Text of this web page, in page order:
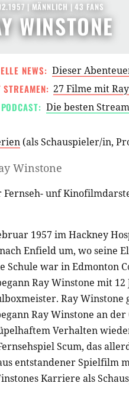
WINSTONE
| MÄNNLICH | 43 FANS
NEWS:
STREAMEN: 27 Filme mit
Die besten
(alsSchauspieler/in,
Winstone
unf
1957 im Hackney
Enfield um, wo seine
Schule war in Edmonton
Ray Winstone mit 12
Ray Winstone
Ray Winstone an der
Verhalten
Scum, das
entstandener Spielfilm
Karriere als